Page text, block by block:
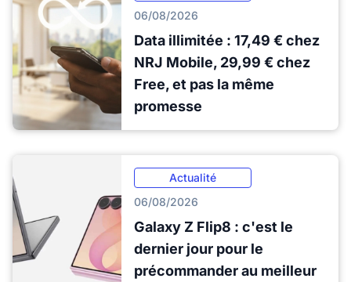
06/08/2026
Data illimitée : 17,49 € chez
NRJ Mobile, 29,99 € chez
Free, et pas la même
promesse
Actualité
06/08/2026
Galaxy Z Flip8 : c'est le
dernier jour pour le
précommander au meilleur